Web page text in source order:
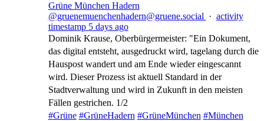
Grüne München Hadern
@gruenemuenchenhadern@gruene.social · activity
timestamp 5 days ago
Dominik Krause, Oberbürgermeister: "Ein Dokument,
das digital entsteht, ausgedruckt wird, tagelang durch die
Hauspost wandert und am Ende wieder eingescannt
wird. Dieser Prozess ist aktuell Standard in der
Stadtverwaltung und wird in Zukunft in den meisten
Fällen gestrichen. 1/2
#Grüne #GrüneHadern #GrüneMünchen #München